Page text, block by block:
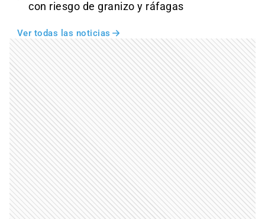
con riesgo de granizo y ráfagas
Ver todas las noticias